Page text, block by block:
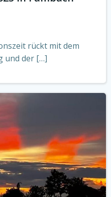
rückt mit dem
und der […]